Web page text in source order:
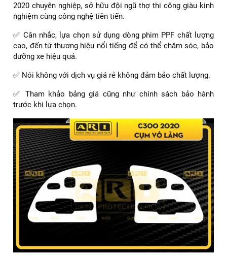
2020 chuyên nghiệp, sở hữu đội ngũ thợ thi công giàu kinh
nghiệm cùng công nghệ tiên tiến.
✅ Cân nhắc, lựa chọn sử dụng dòng phim PPF chất lượng
cao, đến từ thương hiệu nổi tiếng để có thể chăm sóc, bảo
dưỡng xe hiệu quả.
✅ Nói không với dịch vụ giá rẻ không đảm bảo chất lượng.
✅ Tham khảo bảng giá cũng như chính sách bảo hành
trước khi lựa chọn.